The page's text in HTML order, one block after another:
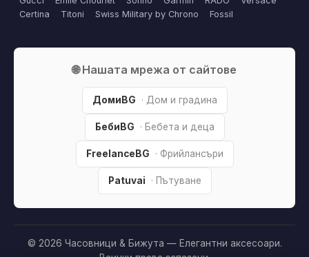
Certina
Titoni Swiss Military by Chrono Fossil
🌐 Нашата мрежа от сайтове
ДомиBG · Дом и градина
БебиBG · Бебета и деца
FreelanceBG · Фрийлансъри
Patuvai · Пътуване
© 2026 Часовници & Бижута — Елегантни аксесоари.